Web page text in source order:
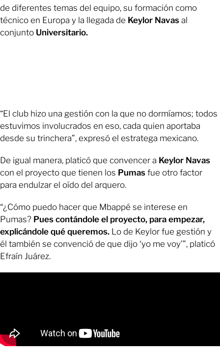
de diferentes temas del equipo, su formación como
técnico en Europa y la llegada de Keylor Navas al
conjunto Universitario.
“El club hizo una gestión con la que no dormíamos; todos
estuvimos involucrados en eso, cada quien aportaba
desde su trinchera”, expresó el estratega mexicano.
De igual manera, platicó que convencer a Keylor Navas
con el proyecto que tienen los Pumas fue otro factor
para endulzar el oído del arquero.
“¿Cómo puedo hacer que Mbappé se interese en
Pumas? Pues contándole el proyecto, para empezar,
explicándole qué queremos. Lo de Keylor fue gestión y
él también se convenció de que dijo ‘yo me voy’”, platicó
Efraín Juárez.